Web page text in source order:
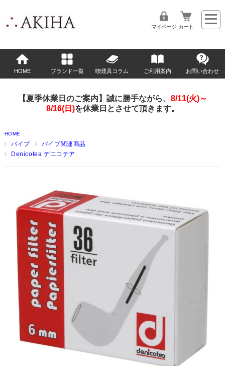
マイページ カート
HOME ブランド一覧 喫煙具コラム ご利用案内 お問い合わせ
【夏季休業日のご案内】誠に勝手ながら、 8/11(火)～
8/16(日)を休業日とさせて頂きます。
HOME
パイプ
パイプ関連商品
Denicotea デニコチア